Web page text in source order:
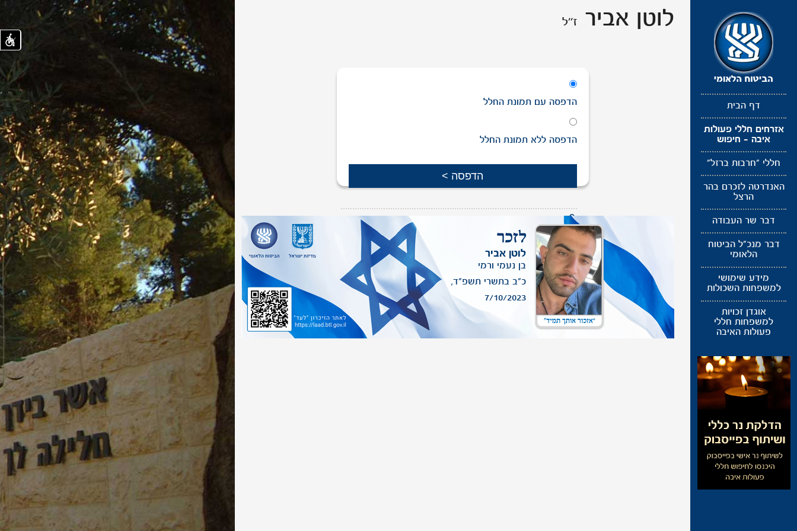
דף הבית
אזרחים חללי פעולות
איבה - חיפוש
חללי "חרבות ברזל"
האנדרטה לזכרם בהר
הרצל
דבר שר העבודה
דבר מנכ"ל הביטוח
הלאומי
מידע שימושי
למשפחות השכולות
אוגדן זכויות
למשפחות חללי
פעולות האיבה
לוטן אביר ז''ל
הדפסה עם תמונת החלל
הדפסהללא תמונת החלל
לעדכון תמונת יקירך שמופיעה באתר, ניתן לפנות אלינו
לוטן אביר
בן נעמי ורמי
כ"ב בתשרי תשפ"ד,
7/10/2023